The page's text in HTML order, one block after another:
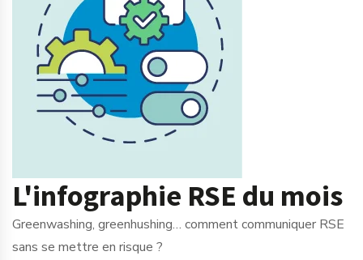
L'infographie RSE du mois
Greenwashing, greenhushing… comment communiquer RSE
sans se mettre en risque ?